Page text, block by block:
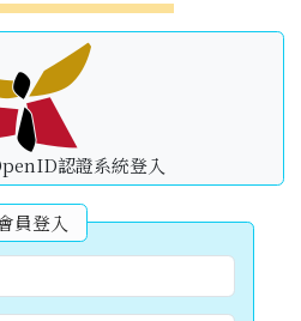
認證系統登入
員登入